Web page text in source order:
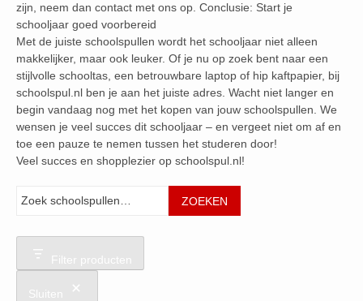
zijn, neem dan contact met ons op. Conclusie: Start je
schooljaar goed voorbereid
Met de juiste schoolspullen wordt het schooljaar niet alleen
makkelijker, maar ook leuker. Of je nu op zoek bent naar een
stijlvolle schooltas, een betrouwbare laptop of hip kaftpapier, bij
schoolspul.nl ben je aan het juiste adres. Wacht niet langer en
begin vandaag nog met het kopen van jouw schoolspullen. We
wensen je veel succes dit schooljaar – en vergeet niet om af en
toe een pauze te nemen tussen het studeren door!
Veel succes en shopplezier op schoolspul.nl!
Zoeken
ZOEKEN
Filter producten
Sluiten